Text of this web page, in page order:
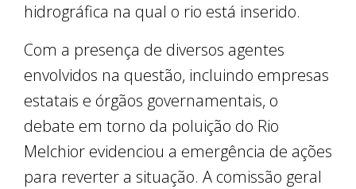
hidrográfica na qual o rio está inserido.
Com a presença de diversos agentes
envolvidos na questão, incluindo empresas
estatais e órgãos governamentais, o
debate em torno da poluição do Rio
Melchior evidenciou a emergência de ações
para reverter a situação. A comissão geral